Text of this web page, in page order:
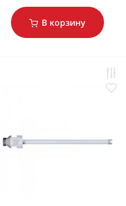
В корзину